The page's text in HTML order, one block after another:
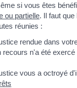
si vous êtes
ou partielle. Il faut
réunies :
rendue dans
recours n'a été
vous a octroyé